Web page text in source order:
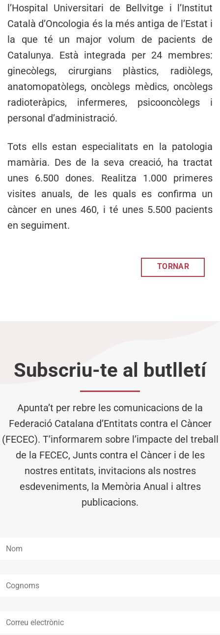
l’Hospital Universitari de Bellvitge i l’Institut
Català d’Oncologia és la més antiga de l’Estat i
la que té un major volum de pacients de
Catalunya. Està integrada per 24 membres:
ginecòlegs, cirurgians plàstics, radiòlegs,
anatomopatòlegs, oncòlegs mèdics, oncòlegs
radioteràpics, infermeres, psicooncòlegs i
personal d’administració.
Tots ells estan especialitats en la patologia
mamària. Des de la seva creació, ha tractat
unes 6.500 dones. Realitza 1.000 primeres
visites anuals, de les quals es confirma un
càncer en unes 460, i té unes 5.500 pacients
en seguiment.
TORNAR
Subscriu-te al butlletí
Apunta’t per rebre les comunicacions de la
Federació Catalana d’Entitats contra el Càncer
(FECEC). T’informarem sobre l’impacte del treball
de la FECEC, Junts contra el Càncer i de les
nostres entitats, invitacions als nostres
esdeveniments, la Memòria Anual i altres
publicacions.